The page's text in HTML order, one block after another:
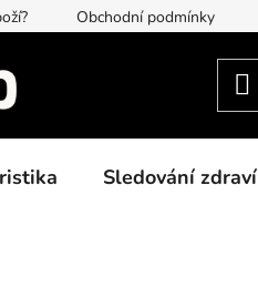
Obchodní podmínky
Sledování zdraví